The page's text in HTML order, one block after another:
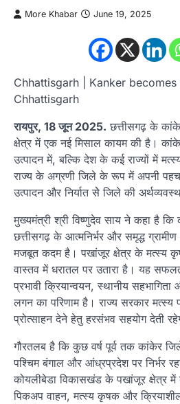
More Khabar June 19, 2025
Chhattisgarh | Kanker
Chhattisgarh
रायपुर, 18 जून 2025. छत्तीसगढ़ के
क्षेत्र में एक नई मिसाल कायम की है।
उत्पादन में, बल्कि देश के कई राज्यों में
राज्य के अग्रणी जिले के रूप में अपनी
उत्पादन और निर्यात सेे जिले की
मुख्यमंत्री श्री विष्णुदेव साय ने कहा है
छत्तीसगढ़ के आत्मनिर्भर और समृद्ध
मजबूत कदम है। पखांजूर क्षेत्र के मत्स्य
वास्तव में धरातल पर उतारा है। यह
प्रभावी क्रियान्वयन, स्थानीय
लगन का परिणाम है। राज्य सरकार
प्रोत्साहन देने हेतु हरसंभव सहयोग देती
गौरतलब है कि कुछ वर्ष पूर्व तक कांकेर
पश्चिम बंगाल और आंध्रप्रदेश पर निर्भर
कोयलीबेडा विकासखंड के पखांजूर क्षेत्र
पिकअप वाहन, मत्स्य कृषक और